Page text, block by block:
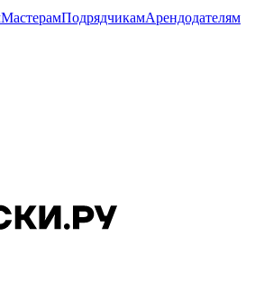
МастерамПодрядчикамАрендодателям